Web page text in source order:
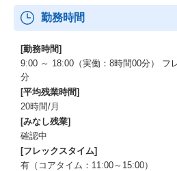
勤務時間
[勤務時間]
9:00 ～ 18:00（実働：8時間00分）
分
[平均残業時間]
20時間/月
[みなし残業]
確認中
[フレックスタイム]
有（コアタイム：11:00～15:00）